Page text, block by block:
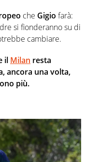
che Gigio farà:
si fionderanno su di
cambiare.
il Milan resta
ancora una volta,
più.